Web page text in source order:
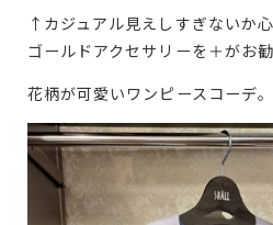
↑カジュアル見えしすぎないか
ゴールドアクセサリーを＋がお勧
花柄が可愛いワンピースコーデ。